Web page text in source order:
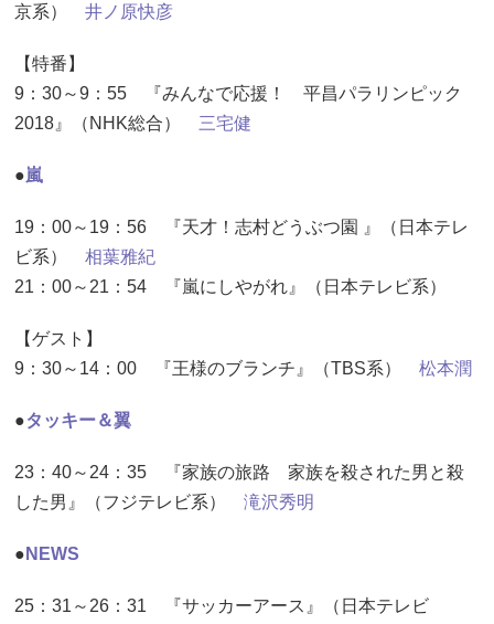
京系） 井ノ原快彦
【特番】
9：30～9：55 『みんなで応援！ 平昌パラリンピック
2018』（NHK総合） 三宅健
●嵐
19：00～19：56 『天才！志村どうぶつ園 』（日本テレ
ビ系） 相葉雅紀
21：00～21：54 『嵐にしやがれ』（日本テレビ系）
【ゲスト】
9：30～14：00 『王様のブランチ』（TBS系） 松本潤
●タッキー＆翼
23：40～24：35 『家族の旅路 家族を殺された男と殺
した男』（フジテレビ系） 滝沢秀明
● NEWS
25：31～26：31 『サッカーアース』（日本テレビ